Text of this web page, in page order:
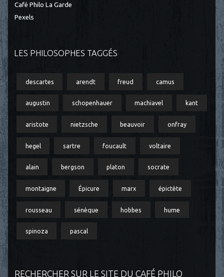
Café Philo La Garde
Pexels
LES PHILOSOPHES TAGGÉS
descartes arendt freud camus
augustin schopenhauer machiavel kant
aristote nietzsche beauvoir onfray
hegel sartre foucault voltaire
alain bergson platon socrate
montaigne Épicure marx épictète
rousseau sénèque hobbes hume
spinoza pascal
RECHERCHER SUR LE SITE DU CAFÉ PHILO